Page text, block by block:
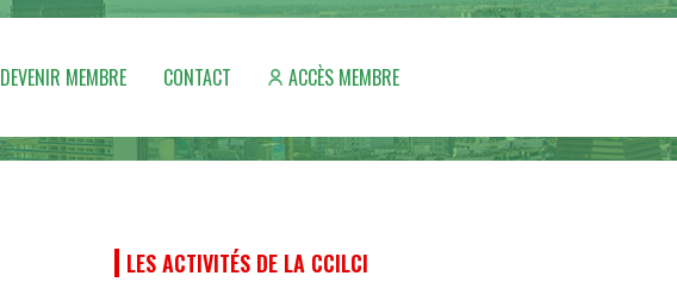
DEVENIR MEMBRE CONTACT ACCÈS MEMBRE
LES ACTIVITÉS DE LA CCILCI